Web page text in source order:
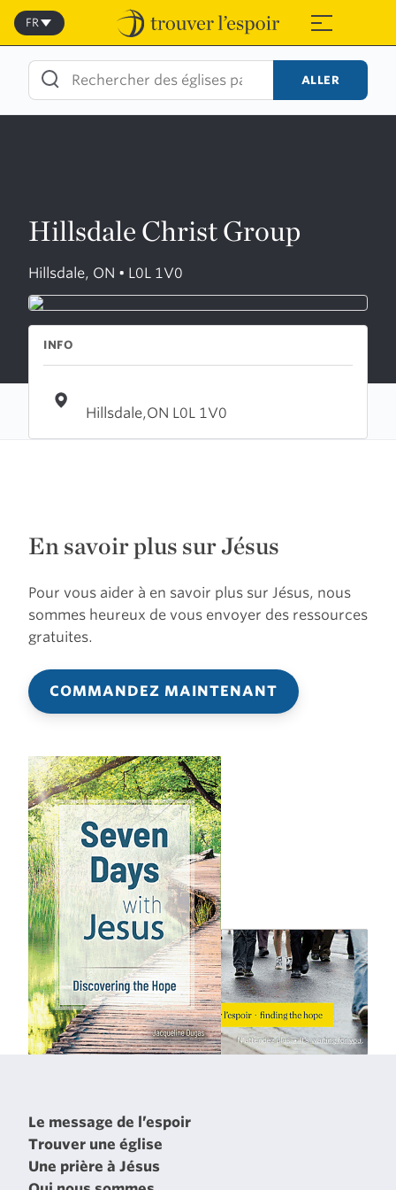
Skip
content
≡
FR
ALLER
Hillsdale Christ Group
Hillsdale, ON • L0L 1V0
INFO
Hillsdale,ON L0L 1V0
En savoir plus sur Jésus
Pour vous aider à en savoir plus sur Jésus, nous
sommes heureux de vous envoyer des ressources
gratuites.
COMMANDEZ MAINTENANT
Le message de l’espoir
Trouver une église
Une prière à Jésus